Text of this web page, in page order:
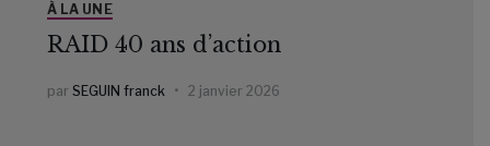
À LA UNE
RAID 40 ans d’action
par SEGUIN franck 2 janvier 2026